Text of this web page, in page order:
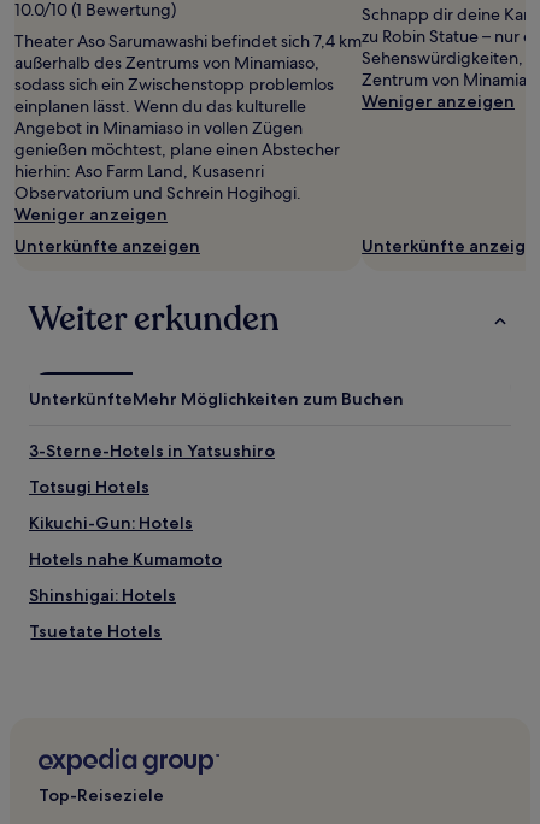
10.0/10 (1 Bewertung)
Theater Aso Sarumawashi befindet sich 7,4 km
außerhalb des Zentrums von Minamiaso,
sodass sich ein Zwischenstopp problemlos
einplanen lässt. Wenn du das kulturelle
Angebot in Minamiaso in vollen Zügen
genießen möchtest, plane einen Abstecher
hierhin: Aso Farm Land, Kusasenri
Observatorium und Schrein Hogihogi.
Weniger anzeigen
Unterkünfte anzeigen
Schnapp dir deine
zu Robin Statue – nur
Sehenswürdigkeiten,
Zentrum von
Weniger anzeigen
Unterkünfte
Weiter erkunden
UnterkünfteMehr Möglichkeiten zum Buchen
3-Sterne-Hotels in Yatsushiro
Totsugi Hotels
Kikuchi-Gun: Hotels
Hotels nahe Kumamoto
Shinshigai: Hotels
Tsuetate Hotels
Hotels nahe Kitaoka Nature Park
Hotels nahe Kusasenri Observatorium
Top-Reiseziele